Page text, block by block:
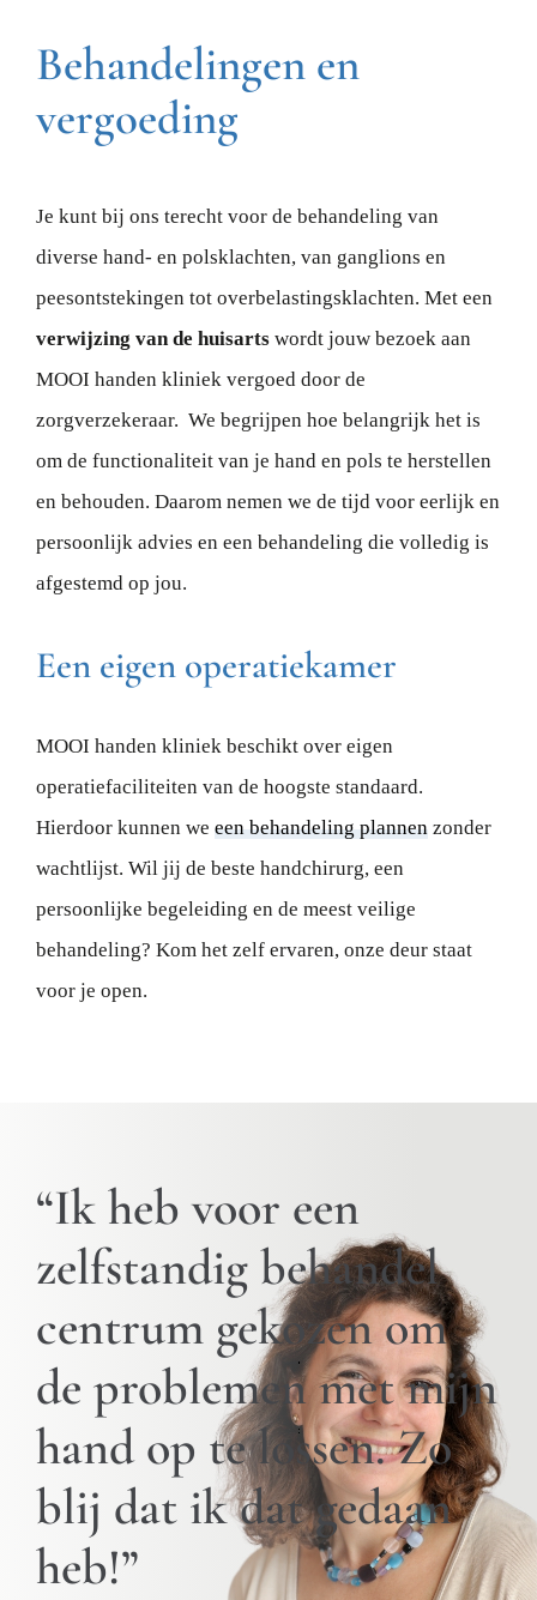
Behandelingen en
vergoeding
Je kunt bij ons terecht voor de behandeling van
diverse hand- en polsklachten, van ganglions en
peesontstekingen tot overbelastingsklachten. Met een
verwijzing van de huisarts wordt jouw bezoek aan
MOOI handen kliniek vergoed door de
zorgverzekeraar. We begrijpen hoe belangrijk het is
om de functionaliteit van je hand en pols te herstellen
en behouden. Daarom nemen we de tijd voor eerlijk en
persoonlijk advies en een behandeling die volledig is
afgestemd op jou.
Een eigen operatiekamer
MOOI handen kliniek beschikt over eigen
operatiefaciliteiten van de hoogste standaard.
Hierdoor kunnen we een behandeling plannen zonder
wachtlijst. Wil jij de beste handchirurg, een
persoonlijke begeleiding en de meest veilige
behandeling? Kom het zelf ervaren, onze deur staat
voor je open.
“Ik heb voor een
zelfstandig behandel
centrum gekozen om
de problemen met mijn
hand op te lossen. Zo
blij dat ik dat gedaan
heb!”